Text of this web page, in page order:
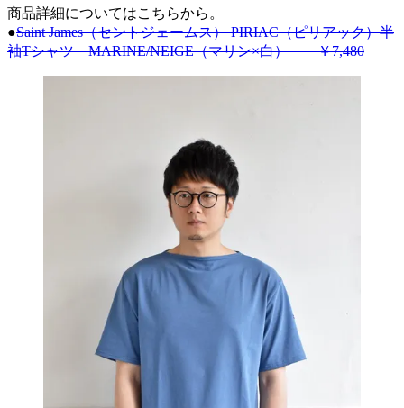
商品詳細についてはこちらから。
●Saint James（セントジェームス） PIRIAC（ピリアック）半
袖Tシャツ MARINE/NEIGE（マリン×白） ￥7,480